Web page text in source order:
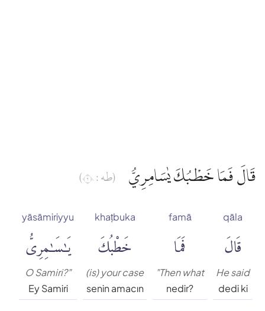
İskender Ali Mihr
Muhammed Esed
Muslim Shahin
قَالَ فَمَا خَطْبُكَ يٰسَامِرِيُّ (طه : ٢٠)
qāla
قَالَ
He said
dedi ki
famā
فَمَا
"Then what
nedir?
khaṭbuka
خَطْبُكَ
(is) your case
senin amacın
yāsāmiriyyu
يَٰسَٰمِرِىُّ
O Samiri?"
Ey Samiri